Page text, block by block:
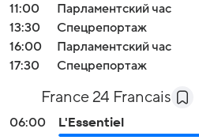
11:00
Парламентский час
13:30
Спецрепортаж
16:00
Парламентский час
17:30
Спецрепортаж
France 24 Francais
06:00
L'Essentiel